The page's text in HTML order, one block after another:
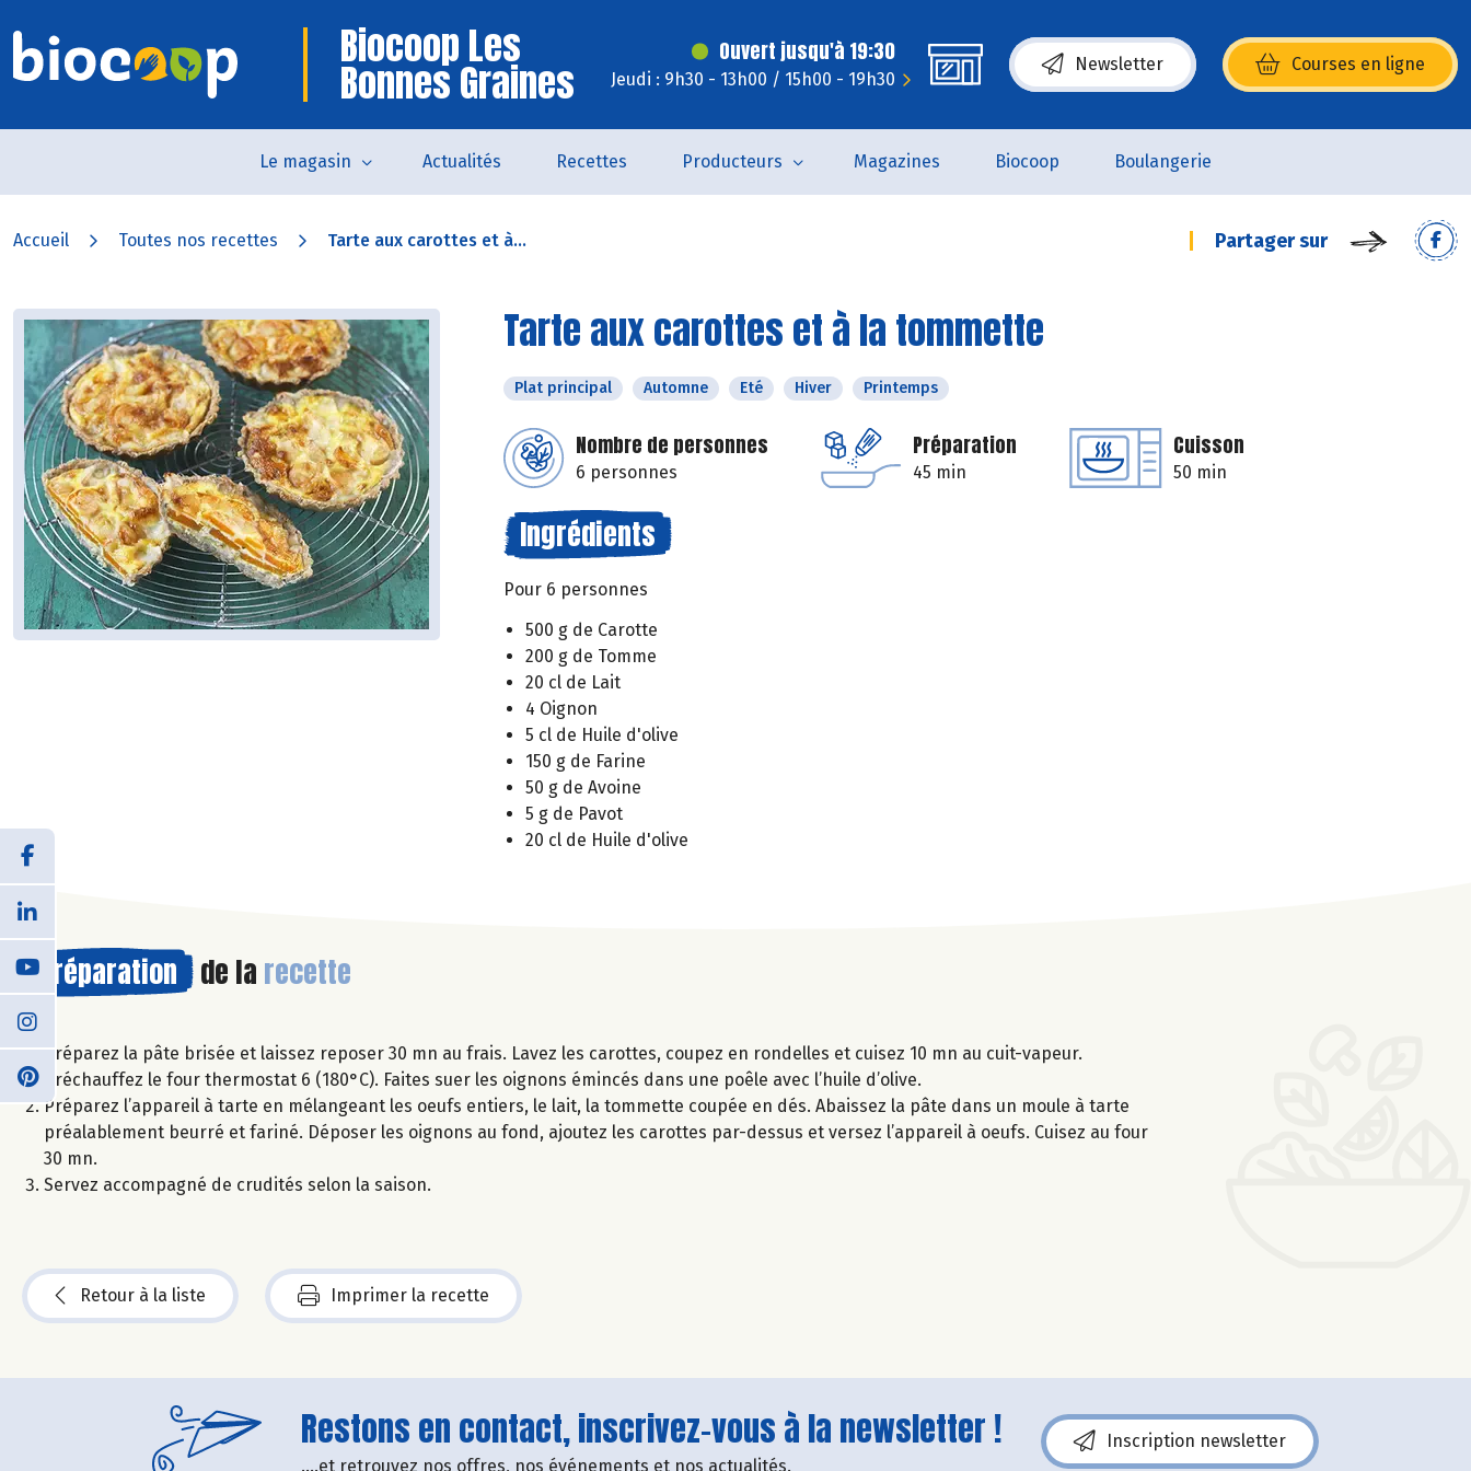
Biocoop Les
Bonnes Graines
Ouvert jusqu'à 19:30
Jeudi : 9h30 - 13h00 / 15h00 - 19h30
Newsletter Courses en ligne
(s’ouvre dans une nouvelle fenêtre)
Le magasin Actualités Recettes Producteurs Magazines Biocoop Boulangerie
Accueil Toutes nos recettes Tarte aux carottes et à... Partager sur
Tarte aux carottes et à la tommette
Plat principal Automne Eté Hiver Printemps
Nombre de personnes
6 personnes
Préparation
45 min
Cuisson
50 min
Ingrédients
Pour 6 personnes
500 g de Carotte
200 g de Tomme
20 cl de Lait
4 Oignon
5 cl de Huile d'olive
150 g de Farine
50 g de Avoine
5 g de Pavot
20 cl de Huile d'olive
Préparation de la recette
Préparez la pâte brisée et laissez reposer 30 mn au frais. Lavez les carottes, coupez en rondelles et cuisez 10 mn au cuit-vapeur.
Préchauffez le four thermostat 6 (180°C). Faites suer les oignons émincés dans une poêle avec l’huile d’olive.
Préparez l’appareil à tarte en mélangeant les oeufs entiers, le lait, la tommette coupée en dés. Abaissez la pâte dans un moule à tarte
préalablement beurré et fariné. Déposer les oignons au fond, ajoutez les carottes par-dessus et versez l’appareil à oeufs. Cuisez au four
30 mn.
Servez accompagné de crudités selon la saison.
Retour à la liste Imprimer la recette
Restons en contact, inscrivez-vous à la newsletter !
....et retrouvez nos offres, nos événements et nos actualités.
Inscription newsletter